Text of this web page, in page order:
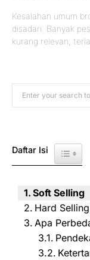
Kesalahan umum
disadari. Banyak
kurang relevan,
Search for:
Daftar Isi
Soft Selling
Hard Selling
Apa